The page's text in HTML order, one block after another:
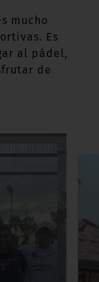
mucho
Es
al pádel,
de